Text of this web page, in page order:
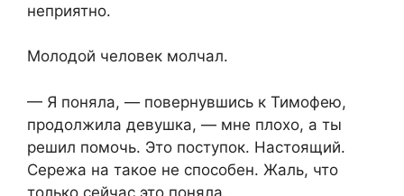
неприятно.
Молодой человек молчал.
— Я поняла, — повернувшись к Тимофею,
продолжила девушка, — мне плохо, а ты
решил помочь. Это поступок. Настоящий.
Сережа на такое не способен. Жаль, что
только сейчас это поняла.